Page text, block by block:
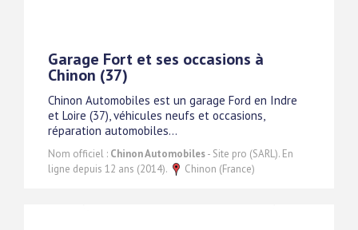
Garage Fort et ses occasions à
Chinon (37)
Chinon Automobiles est un garage Ford en Indre
et Loire (37), véhicules neufs et occasions,
réparation automobiles...
Nom officiel : Chinon Automobiles- Site pro (SARL). En
ligne depuis 12 ans (2014).
Chinon (France)